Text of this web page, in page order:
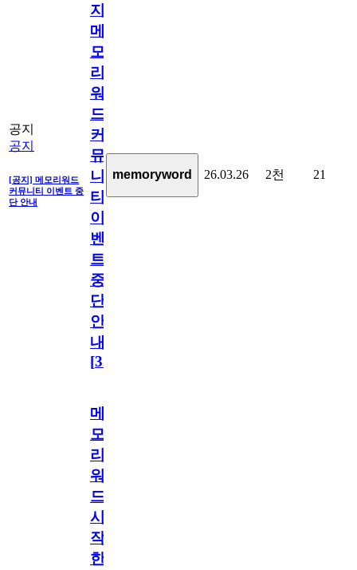
공지
공지
[공지] 메모리워드
커뮤니티 이벤트 중
단 안내
지]
메
모
리
워
드
커
뮤
니
티
이
벤
트
중
단
안
내
[31
memoryword 26.03.26 2천 21
메
모
리
워
드
시
작
한